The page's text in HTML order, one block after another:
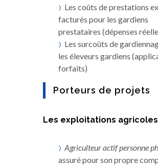
Les coûts de prestations
facturés pour les gardiens
prestataires (dépenses
Les surcoûts de
les éleveurs gardiens
forfaits)
Porteurs de projets
Les exploitations agricoles
Agriculteur actif personne
assuré pour son propre